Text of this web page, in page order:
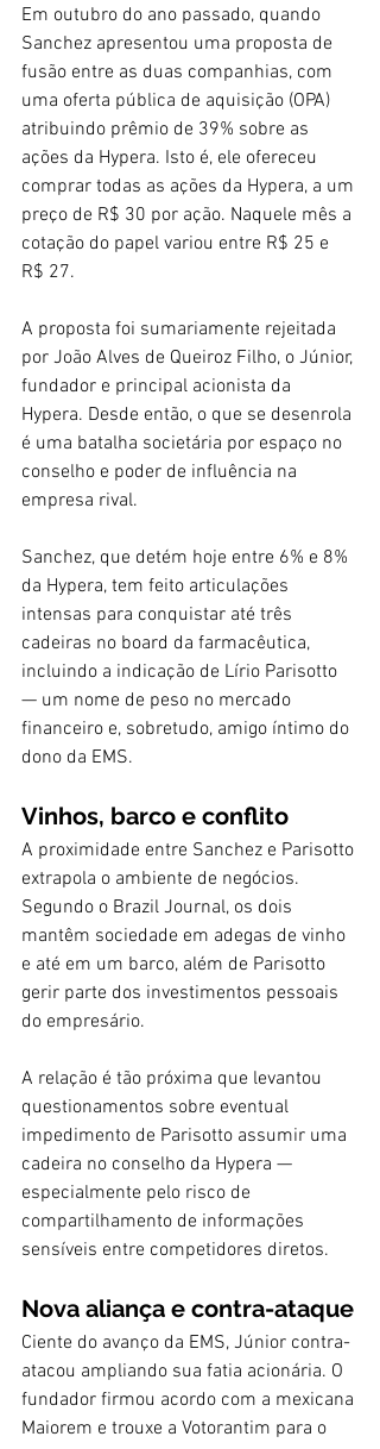
Em outubro do ano passado, quando
Sanchez apresentou uma proposta de
fusão entre as duas companhias, com
uma oferta pública de aquisição (OPA)
atribuindo prêmio de 39% sobre as
ações da Hypera. Isto é, ele ofereceu
comprar todas as ações da Hypera, a um
preço de R$ 30 por ação. Naquele mês a
cotação do papel variou entre R$ 25 e
R$ 27.
A proposta foi sumariamente rejeitada
por João Alves de Queiroz Filho, o Júnior,
fundador e principal acionista da
Hypera. Desde então, o que se desenrola
é uma batalha societária por espaço no
conselho e poder de influência na
empresa rival.
Sanchez, que detém hoje entre 6% e 8%
da Hypera, tem feito articulações
intensas para conquistar até três
cadeiras no board da farmacêutica,
incluindo a indicação de Lírio Parisotto
— um nome de peso no mercado
financeiro e, sobretudo, amigo íntimo do
dono da EMS.
Vinhos, barco e conflito
A proximidade entre Sanchez e Parisotto
extrapola o ambiente de negócios.
Segundo o Brazil Journal, os dois
mantêm sociedade em adegas de vinho
e até em um barco, além de Parisotto
gerir parte dos investimentos pessoais
do empresário.
A relação é tão próxima que levantou
questionamentos sobre eventual
impedimento de Parisotto assumir uma
cadeira no conselho da Hypera —
especialmente pelo risco de
compartilhamento de informações
sensíveis entre competidores diretos.
Nova aliança e contra-ataque
Ciente do avanço da EMS, Júnior contra-
atacou ampliando sua fatia acionária. O
fundador firmou acordo com a mexicana
Maiorem e trouxe a Votorantim para o